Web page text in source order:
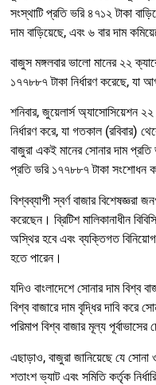
সংস্থাটি প্রতি ভরি ৪৭১২ টাকা
দাম বাড়িয়েছে, এবং ৬ বার দাম
বাজুস মঙ্গলবার ভালো মানের ২২
১৭৭৮৮৭ টাকা নির্ধারণ করেছে, যা
শনিবার, জুয়েলার্স অ্যাসোসিয়েশন
নির্ধারণ করে, যা গতকাল (রবিবার)
বাজুরা একই মানের সোনার দাম প্রতি
প্রতি ভরি ১৭৭৮৮৭ টাকা সংশোধন
বিশ্বব্যাপী স্বর্ণ বাজার
করেছেন। ব্রিটিশ মালিকানাধীন
অস্থির হবে এবং ব্যক্তিগত
হতে পারেন।
যদিও বাংলাদেশে সোনার দাম বিশ্ব
বিশ্ব বাজারে দাম বৃদ্ধির দাবি করে
পরিমাপ বিশ্ব বাজার মূল্য পূর্বাভাসের
এছাড়াও, বাজুরা জানিয়েছে যে সোনা
শতাংশ ভ্যাট এবং সমিতি কর্তৃক